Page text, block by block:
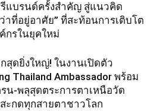
แบรนด์ครั้งสำคัญ สู่แนวคิด
าที่อยู่อาศัย” ที่สะท้อนการเติบโต
กรในยุคใหม่
สุดยิ่งใหญ่! ในงานเปิดตัว
Thailand Ambassador พร้อม
น-พลุสุดตระการตาเหนือวัด
ะกดทุกสายตาชาวโลก